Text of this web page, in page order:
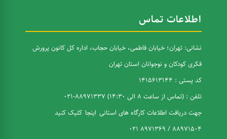
اطلاعات تماس
نشانی: تهران؛ خیابان فاطمی، خیابان حجاب، اداره کل کانون پرورش
فکری کودکان و نوجوانان استان تهران
کد پستی : 1415613144
تلفن : (تماس از ساعت 8 الی 14:30) 88971337-021
جهت دریافت اطلاعات کارگاه های استانی اینجا کلیک کنید
88971504 / 8971369 021